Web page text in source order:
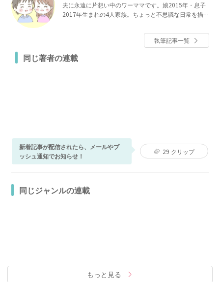
夫に永遠に片想い中のワーママです。娘2015年・息子
2017年生まれの4人家族。ちょっと不思議な日常を描
執筆記事一覧
同じ著者の連載
新着記事が配信されたら、メールやプ
ッシュ通知でお知らせ！
29 クリップ
同じジャンルの連載
もっと見る